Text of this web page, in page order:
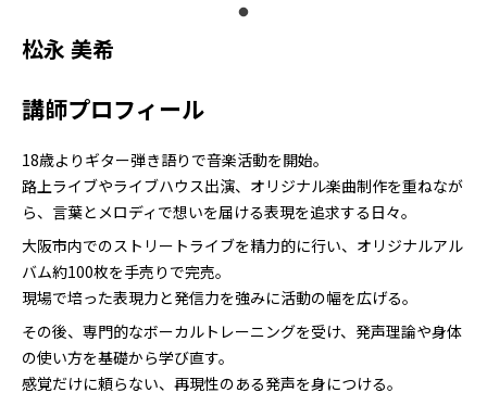
松永 美希
講師プロフィール
18歳よりギター弾き語りで音楽活動を開始。
路上ライブやライブハウス出演、オリジナル楽曲制作を重ねなが
ら、言葉とメロディで想いを届ける表現を追求する日々。
大阪市内でのストリートライブを精力的に行い、オリジナルアル
バム約100枚を手売りで完売。
現場で培った表現力と発信力を強みに活動の幅を広げる。
その後、専門的なボーカルトレーニングを受け、発声理論や身体
の使い方を基礎から学び直す。
感覚だけに頼らない、再現性のある発声を身につける。